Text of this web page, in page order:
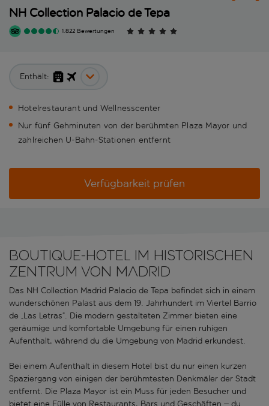
NH Collection Palacio de Tepa
1.822 Bewertungen
Enthält:
Hotelrestaurant und Wellnesscenter
Nur fünf Gehminuten von der berühmten Plaza Mayor und
zahlreichen U-Bahn-Stationen entfernt
Verfügbarkeit prüfen
BOUTIQUE-HOTEL IM HISTORISCHEN
ZENTRUM VON MADRID
Das NH Collection Madrid Palacio de Tepa befindet sich in einem
wunderschönen Palast aus dem 19. Jahrhundert im Viertel Barrio
de „Las Letras“. Die modern gestalteten Zimmer bieten eine
geräumige und komfortable Umgebung für einen ruhigen
Aufenthalt, während du die Umgebung von Madrid erkundest.
Bei einem Aufenthalt in diesem Hotel bist du nur einen kurzen
Spaziergang von einigen der berühmtesten Denkmäler der Stadt
entfernt. Die Plaza Mayor ist ein Muss für jeden Besucher und